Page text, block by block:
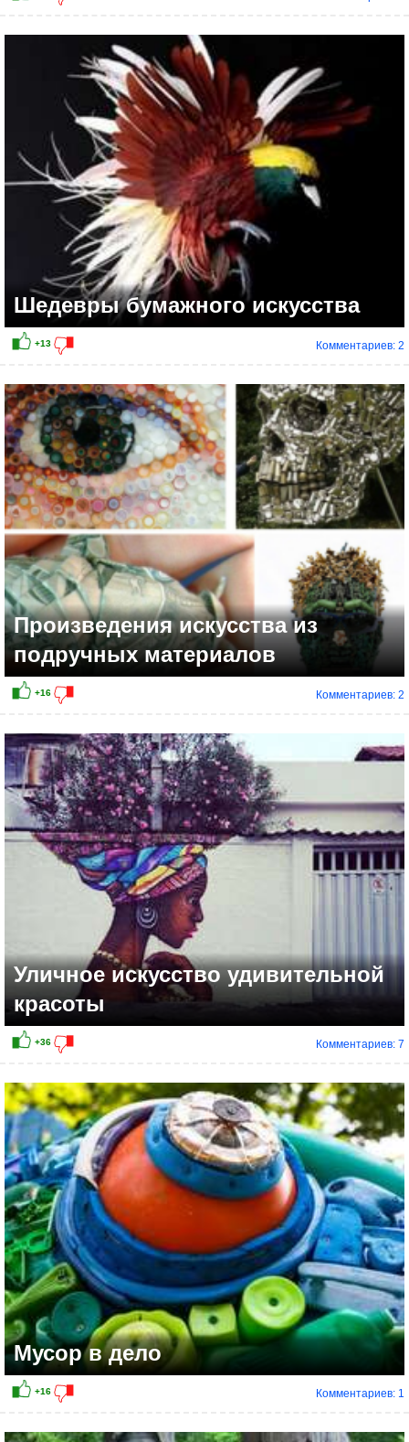
+11
+29
Шедевры бумажного искусства
Комментариев: 2
Произведения искусства из
подручных материалов
Комментариев: 2
Уличное искусство удивительной
красоты
Комментариев: 7
Мусор в дело
Комментариев: 1